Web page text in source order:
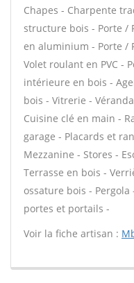
Chapes - Charpente
structure bois - Porte /
en aluminium - Porte /
Volet roulant en PVC -
intérieure en bois -
bois - Vitrerie -
Cuisine clé en main -
garage - Placards et
Mezzanine - Stores -
Terrasse en bois -
ossature bois -
portes et portails -
Voir la fiche artisan :